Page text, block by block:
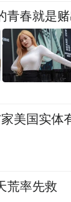
然资源和
的编制情
工作，已
待控规编
届时欢迎
是慎之又慎
青春就是
美国实体
荒率先救